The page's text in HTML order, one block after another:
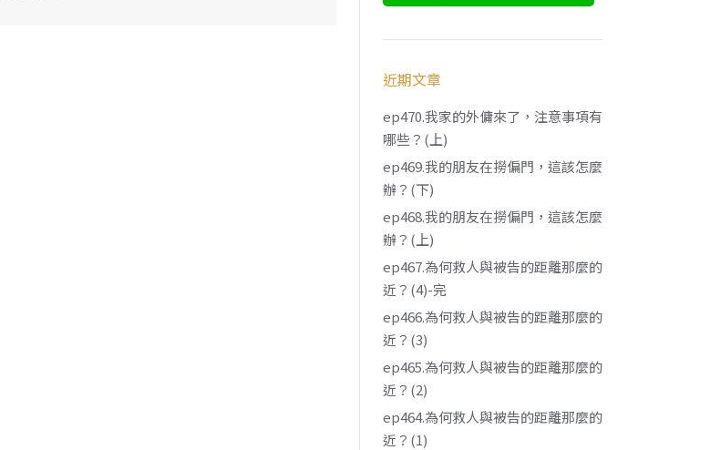
近期文章
ep470.我家的外傭來了，注意事項有
哪些？(上)
ep469.我的朋友在撈偏門，這該怎麼
辦？(下)
ep468.我的朋友在撈偏門，這該怎麼
辦？(上)
ep467.為何救人與被告的距離那麼的
近？(4)-完
ep466.為何救人與被告的距離那麼的
近？(3)
ep465.為何救人與被告的距離那麼的
近？(2)
ep464.為何救人與被告的距離那麼的
近？(1)